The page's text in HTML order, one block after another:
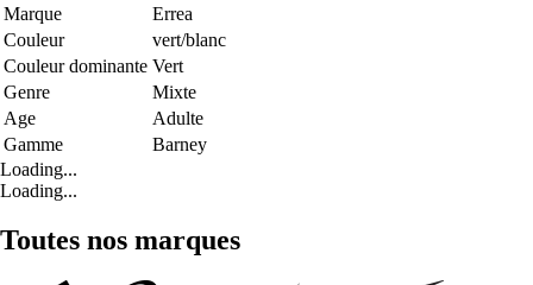
Marque
Errea
Couleur
vert/blanc
Couleur dominante Vert
Genre
Mixte
Age
Adulte
Gamme
Barney
Loading...
Loading...
Toutes nos marques